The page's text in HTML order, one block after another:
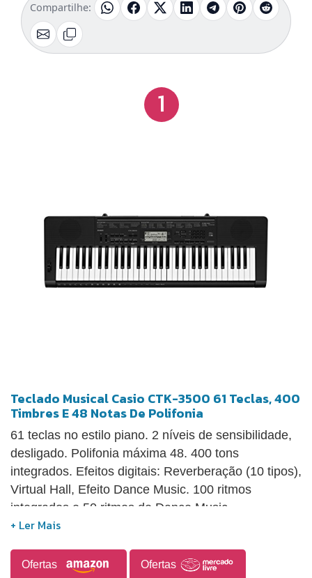
Compartilhe:
1
Teclado Musical Casio CTK-3500 61 Teclas, 400
Timbres E 48 Notas De Polifonia
61 teclas no estilo piano. 2 níveis de sensibilidade,
desligado. Polifonia máxima 48. 400 tons
integrados. Efeitos digitais: Reverberação (10 tipos),
Virtual Hall, Efeito Dance Music. 100 ritmos
integrados e 50 ritmos de Dance Music.
Acompanhamento automático modos: CASIO
dedilhado 3 (no baixo), acorde de extensão
Ofertas Ofertas